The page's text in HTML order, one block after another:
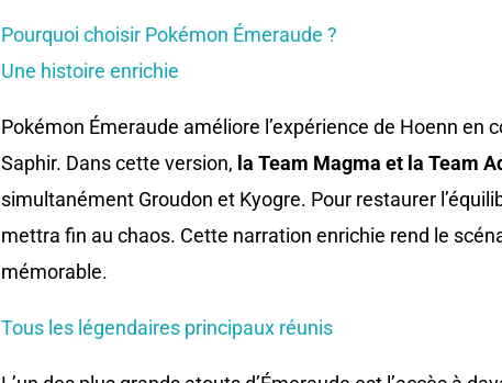
Pourquoi choisir Pokémon Émeraude ?
Une histoire enrichie
Pokémon Émeraude améliore l’expérience de Hoenn en
Saphir. Dans cette version, la Team Magma et la Team
simultanément Groudon et Kyogre. Pour restaurer
mettra fin au chaos. Cette narration enrichie rend le
mémorable.
Tous les légendaires principaux réunis